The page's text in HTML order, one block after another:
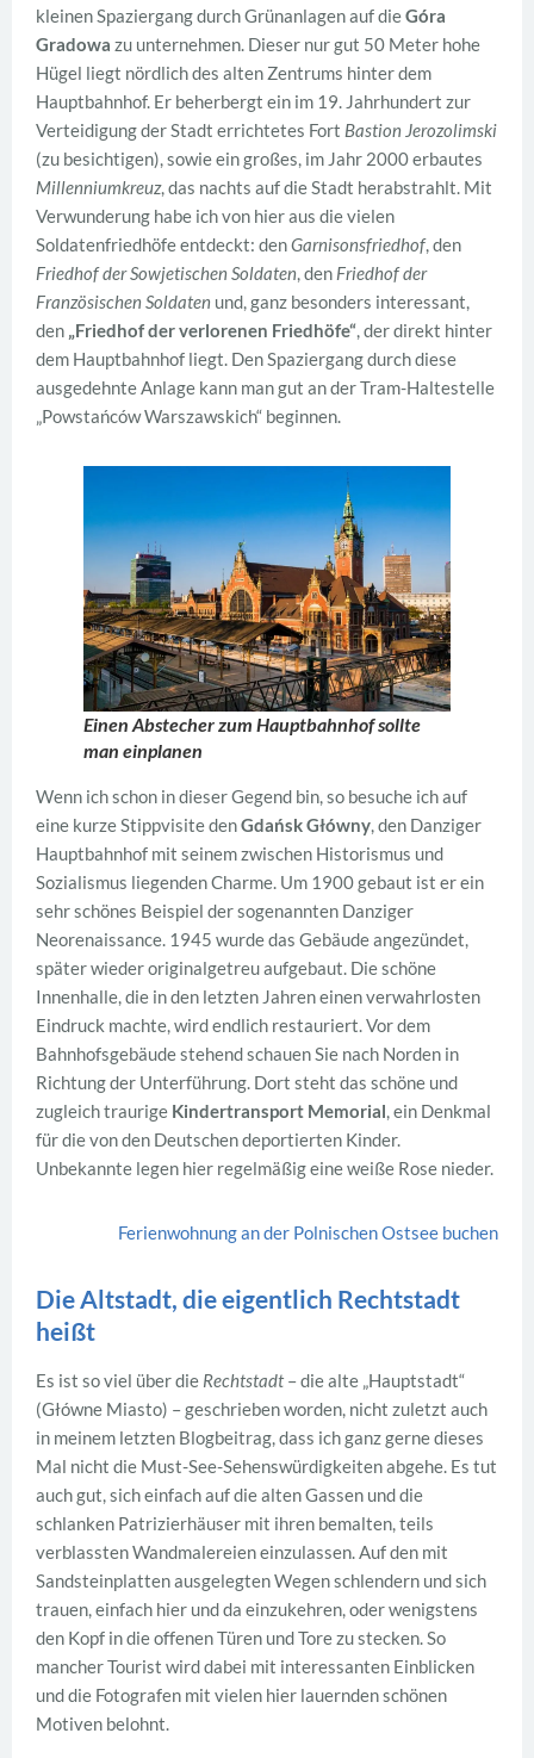
kleinen Spaziergang durch Grünanlagen auf dieGóra
Gradowa zu unternehmen. Dieser nur gut 50 Meter hohe
Hügel liegt nördlich des alten Zentrums hinter dem
Hauptbahnhof. Er beherbergt ein im 19. Jahrhundert zur
Verteidigung der Stadt errichtetes Fort Bastion Jerozolimski
(zu besichtigen), sowie ein großes, im Jahr 2000 erbautes
Millenniumkreuz, das nachts auf die Stadt herabstrahlt. Mit
Verwunderung habe ich von hier aus die vielen
Soldatenfriedhöfe entdeckt: denGarnisonsfriedhof, den
Friedhof der Sowjetischen Soldaten, den Friedhof der
Französischen Soldaten und, ganz besonders interessant,
den „Friedhof der verlorenen Friedhöfe“, der direkt hinter
dem Hauptbahnhof liegt. Den Spaziergang durch diese
ausgedehnte Anlage kann man gut an der Tram-Haltestelle
„Powstańców Warszawskich“ beginnen.
Einen Abstecher zum Hauptbahnhof sollte
man einplanen
Wenn ich schon in dieser Gegend bin, so besuche ich auf
eine kurze Stippvisite denGdańsk Główny , den Danziger
Hauptbahnhof mit seinem zwischen Historismus und
Sozialismus liegenden Charme. Um 1900 gebaut ist er ein
sehr schönes Beispiel der sogenannten Danziger
Neorenaissance. 1945 wurde das Gebäude angezündet,
später wieder originalgetreu aufgebaut. Die schöne
Innenhalle, die in den letzten Jahren einen verwahrlosten
Eindruck machte, wird endlich restauriert. Vor dem
Bahnhofsgebäude stehend schauen Sie nach Norden in
Richtung der Unterführung. Dort steht das schöne und
zugleich traurige Kindertransport Memorial , ein Denkmal
für die von den Deutschen deportierten Kinder.
Unbekannte legen hier regelmäßig eine weiße Rose nieder.
Ferienwohnung an der Polnischen Ostsee buchen
Die Altstadt, die eigentlich Rechtstadt
heißt
Es ist so viel über die Rechtstadt – die alte „Hauptstadt“
(Główne Miasto) – geschrieben worden, nicht zuletzt auch
in meinem letzten Blogbeitrag, dass ich ganz gerne dieses
Mal nicht die Must-See-Sehenswürdigkeiten abgehe. Es tut
auch gut, sich einfach auf die alten Gassen und die
schlanken Patrizierhäuser mit ihren bemalten, teils
verblassten Wandmalereien einzulassen. Auf den mit
Sandsteinplatten ausgelegten Wegen schlendern und sich
trauen, einfach hier und da einzukehren, oder wenigstens
den Kopf in die offenen Türen und Tore zu stecken. So
mancher Tourist wird dabei mit interessanten Einblicken
und die Fotografen mit vielen hier lauernden schönen
Motiven belohnt.